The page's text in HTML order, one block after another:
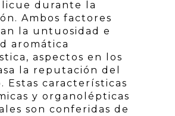
licue durante la
Ambos factores
la untuosidad e
aromática
aspectos en los
la reputación del
Estas características
y organolépticas
son conferidas de